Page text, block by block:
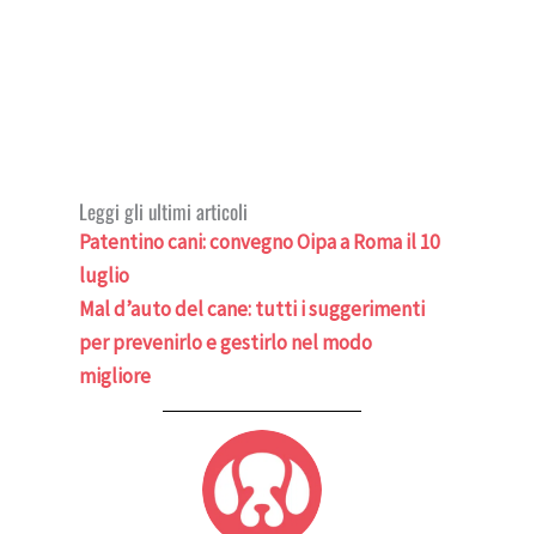
Leggi gli ultimi articoli
Patentino cani: convegno Oipa a Roma il 10
luglio
Mal d’auto del cane: tutti i suggerimenti
per prevenirlo e gestirlo nel modo
migliore